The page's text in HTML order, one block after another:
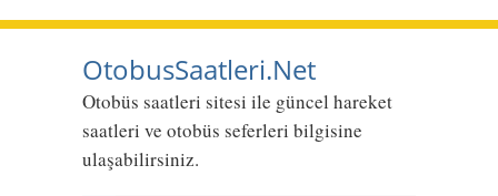
OtobusSaatleri.Net
Otobüs saatleri sitesi ile güncel hareket
saatleri ve otobüs seferleri bilgisine
ulaşabilirsiniz.